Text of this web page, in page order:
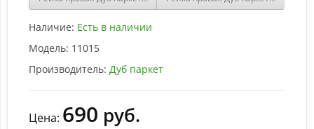
Наличие: Есть в наличии
Модель: 11015
Производитель: Дуб паркет
Цена: 690 руб.